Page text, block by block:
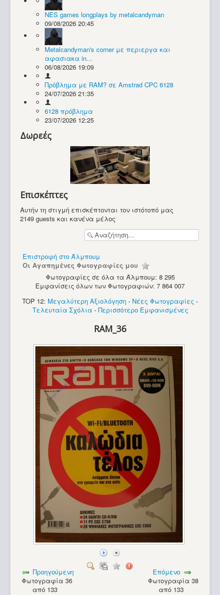
Υπολογιστές
NES games longplays by metalcandyman
09/08/2026 20:45
Metalcandyman's corner με περιεργα και
αφασιακα in...
06/08/2026 19:09
Πρόβλημα με RAM? σε Amstrad CPC 6128
24/07/2026 21:35
6128 πρόβλημα
23/07/2026 12:25
Δωρεές
Επισκέπτες
Αυτήν τη στιγμή επισκέπτονται τον ιστότοπό μας
2149 guests και κανένα μέλος
Επιστροφή στο Άλμπουμ
Οι Αγαπημένες Φωτογραφίες μου
Φωτογραφίες σε όλα τα Άλμπουμ: 8 295
Εμφανίσεις όλων των Φωτογραφιών: 7 864 007
TOP 12: Μεγαλύτερη Αξιολόγηση - Νέες Φωτογραφίες -
Τελευταία Σχόλια - Περισσότερο Εμφανισμένες
RAM_36
Προηγούμενη
Φωτογραφία 36
από 133
Επόμενο
Φωτογραφία 38
από 133